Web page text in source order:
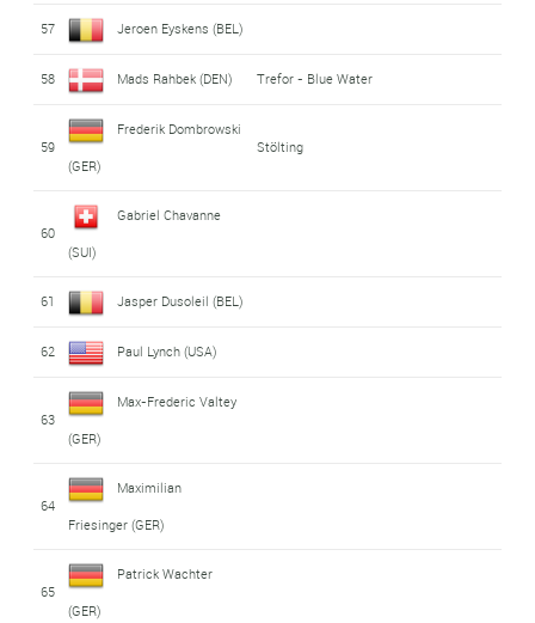
57 Jeroen Eyskens (BEL)
58 Mads Rahbek (DEN) Trefor - Blue Water
59
Frederik Dombrowski
(GER)
Stölting
60
Gabriel Chavanne
(SUI)
61 Jasper Dusoleil (BEL)
62 Paul Lynch (USA)
63
Max-Frederic Valtey
(GER)
64
Maximilian
Friesinger (GER)
65
Patrick Wachter
(GER)